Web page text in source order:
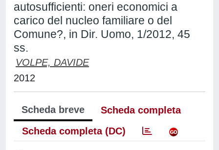
autosufficienti: oneri economici a
carico del nucleo familiare o del
Comune?, in Dir. Uomo, 1/2012, 45
ss.
VOLPE, DAVIDE
2012
Scheda breve
Scheda completa
Scheda completa (DC)